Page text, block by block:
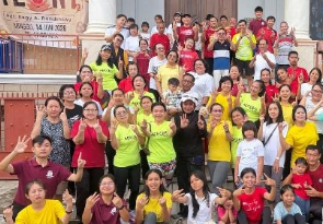
dan dihadiri oleh Bapak Andi
Ketua Bidang Pengelolaan